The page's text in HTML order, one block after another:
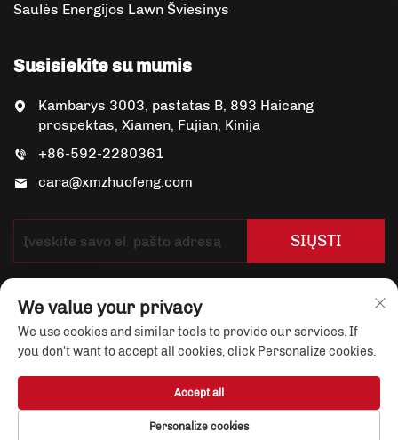
Saulės Energijos Lawn Šviesinys
Susisiekite su mumis
Kambarys 3003, pastatas B, 893 Haicang
prospektas, Xiamen, Fujian, Kinija
+86-592-2280361
cara@xmzhuofeng.com
SIŲSTI
Copyright © Xiamen Yuandian Trade Co., Ltd. Visos
Privatumo politika
Naujienos Susisiekite su mumis
We value your privacy
We use cookies and similar tools to provide our services. If
you don't want to accept all cookies, click Personalize cookies.
Personalize cookies
Accept all